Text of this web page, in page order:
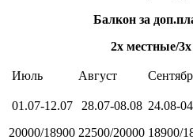
Балкон за
2х местные/
Июль Август
01.07-12.07
20000/18900
28.07-08.08
22500/20000
24.08-
18900/